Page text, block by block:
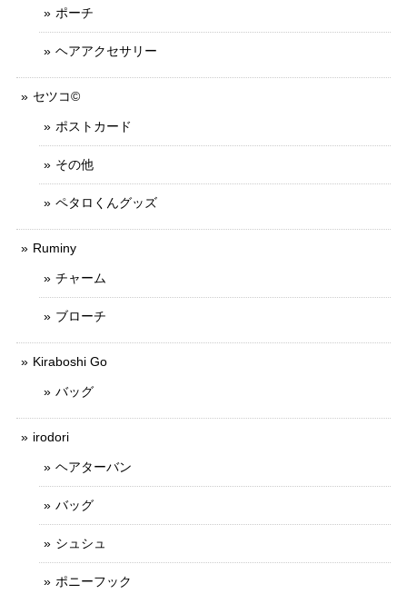
ポーチ
ヘアアクセサリー
セツコ©
ポストカード
その他
ペタロくんグッズ
Ruminy
チャーム
ブローチ
Kiraboshi Go
バッグ
irodori
ヘアターバン
バッグ
シュシュ
ポニーフック